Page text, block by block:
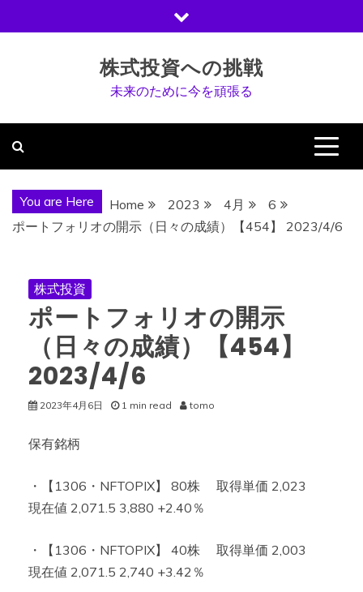
to
株式投資への挑戦
未来のために今を頑張る
You are Here Home 2023 4月
6
ポートフォリオの開示（日々の成績）【454】 2023/4/6
株式投資
ポートフォリオの開示
（日々の成績）【454】
2023/4/6
2023年4月6日 1 min read tomo
保有銘柄
・【1306・NFTOPIX】 80株 取得単価 2,023
現在値 2,071.5 3,880 +2.40％
・【1306・NFTOPIX】 40株 取得単価 2,003
現在値 2,071.5 2,740 +3.42％